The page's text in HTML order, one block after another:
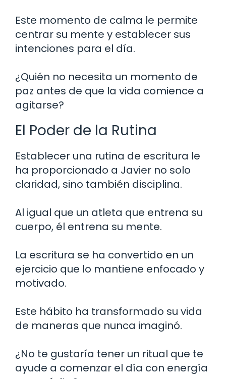
Este momento de calma le permite
centrar su mente y establecer sus
intenciones para el día.
¿Quién no necesita un momento de
paz antes de que la vida comience a
agitarse?
El Poder de la Rutina
Establecer una rutina de escritura le
ha proporcionado a Javier no solo
claridad, sino también disciplina.
Al igual que un atleta que entrena su
cuerpo, él entrena su mente.
La escritura se ha convertido en un
ejercicio que lo mantiene enfocado y
motivado.
Este hábito ha transformado su vida
de maneras que nunca imaginó.
¿No te gustaría tener un ritual que te
ayude a comenzar el día con energía